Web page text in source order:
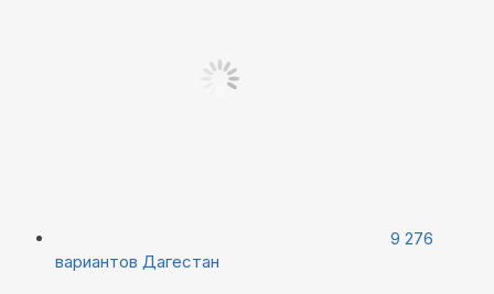
9 276
вариантов Дагестан